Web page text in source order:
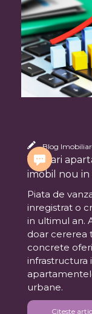
Blog
Vanzari
imobil nou in
Piata de
inregistrat o
in ultimul an.
doar cererea
concrete
infrastructura
urbane.
Citeste